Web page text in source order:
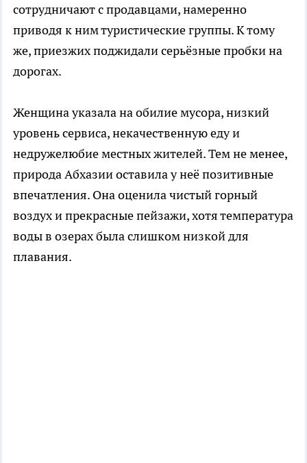
сотрудничают с продавцами, намеренно
приводя к ним туристические группы. К тому
же, приезжих поджидали серьёзные пробки на
дорогах.
Женщина указала на обилие мусора, низкий
уровень сервиса, некачественную еду и
недружелюбие местных жителей. Тем не менее,
природа Абхазии оставила у неё позитивные
впечатления. Она оценила чистый горный
воздух и прекрасные пейзажи, хотя температура
воды в озерах была слишком низкой для
плавания.